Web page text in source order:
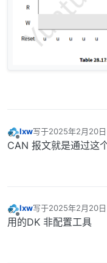
离线
lxw写于2025年2月20
最后由 编辑
CAN 报文就是通过这
离线
lxw写于2025年2月20
最后由 编辑
用的DK 非配置工具